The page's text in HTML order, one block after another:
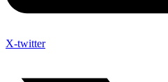
X-twitter